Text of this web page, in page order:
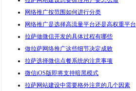
网络推广按范围如何进行分类
网络推广是选择高流量平台还是高权重平台
拉萨做微信开发的具体过程有哪些
做拉萨网络推广这些细节决定成败
拉萨选择微信点餐系统的注意事项
微信iOS版即将支持暗黑模式
拉萨网站建设中需要格外注意的几个因素